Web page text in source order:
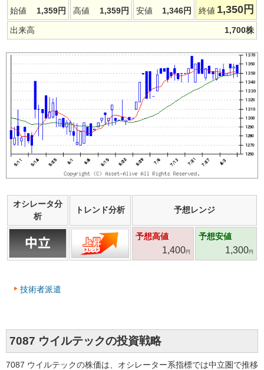
始値 1,359円 高値 1,359円 安値 1,346円 終値 1,350 円
出来高 1,700株
オシレータ分
析
トレンド分析 予想レンジ
予想高値
1,400円
予想安値
1,300円
技術者派遣
7087 ウイルテックの投資戦略
7087 ウイルテックの株価は、オシレーター系指標では中立圏で推移